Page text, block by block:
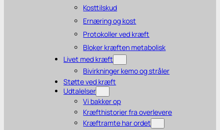
Kosttilskud
Ernæring og kost
Protokoller ved kræft
Bloker kræften metabolisk
Livet med kræft
Bivirkninger kemo og stråler
Støtte ved kræft
Udtalelser
Vi bakker op
Kræfthistorier fra overlevere
Kræftramte har ordet